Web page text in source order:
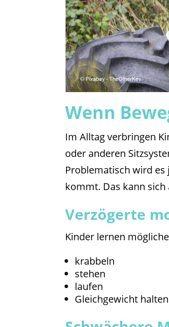
Wenn
Im Alltag verbringen
oder anderen
Problematisch wird
kommt. Das kann
Verzögerte
Kinder lernen
krabbeln
stehen
laufen
Gleichgewicht halten